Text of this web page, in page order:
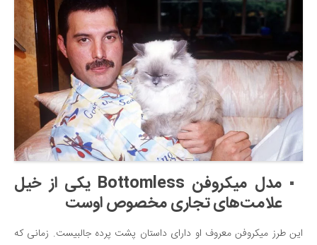
مدل میکروفن Bottomless یکی از خیل
علامت‌های تجاری مخصوص اوست
این طرز میکروفن معروف او دارای داستان پشت پرده جالبیست. زمانی که